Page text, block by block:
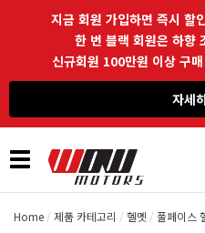
지금 회원 가입하면 즉시 할
한 번 블랙 회원은 하향
신규회원 100만원 이상 구
자세
Toggle
navigation
Home 제품 카테고리 헬멧 풀페이스